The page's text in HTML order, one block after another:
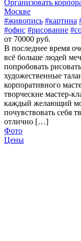
Организовать
Москве
#живопись #картина
#офис #рисование
от 70000 руб.
В последнее время
всё больше людей
попробовать
художественные
корпоративного
творческие мастер-
каждый желающий
почувствовать себя
отлично […]
Фото
Цены